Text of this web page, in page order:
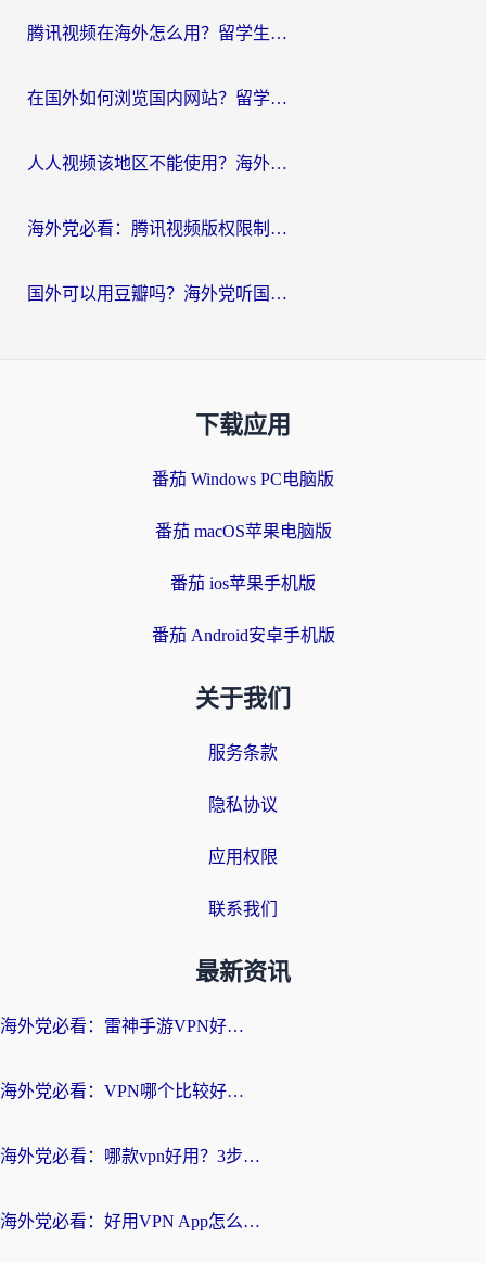
腾讯视频在海外怎么用？留学生亲测有效的回国加速器攻略
在国外如何浏览国内网站？留学生&海外华人的无缝访问指南
人人视频该地区不能使用？海外党追剧看片的终极解决方案来了
海外党必看：腾讯视频版权限制怎么破？3步让你轻松追剧
国外可以用豆瓣吗？海外党听国内音乐听书的实用指南
下载应用
番茄 Windows PC电脑版
番茄 macOS苹果电脑版
番茄 ios苹果手机版
番茄 Android安卓手机版
关于我们
服务条款
隐私协议
应用权限
联系我们
最新资讯
海外党必看：雷神手游VPN好用吗？和天速回国VPN对比哪个回国效果更好？附实用加速器选择指南
海外党必看：VPN哪个比较好用？3分钟找到适合你的回国加速方案
海外党必看：哪款vpn好用？3步选对回国加速器，无缝刷剧玩游戏
海外党必看：好用VPN App怎么选？3步教你无缝访问国内资源